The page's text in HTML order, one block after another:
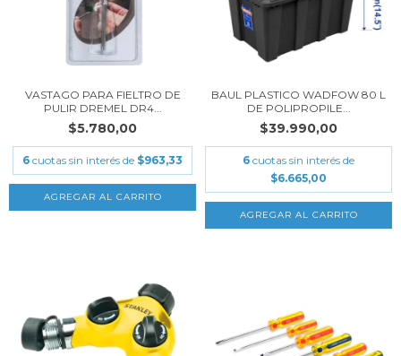
VASTAGO PARA FIELTRO DE
PULIR DREMEL DR4...
$5.780,00
6 cuotas sin interés de $963,33
BAUL PLASTICO WADFOW 80 L
DE POLIPROPILE...
$39.990,00
6 cuotas sin interés de
$6.665,00